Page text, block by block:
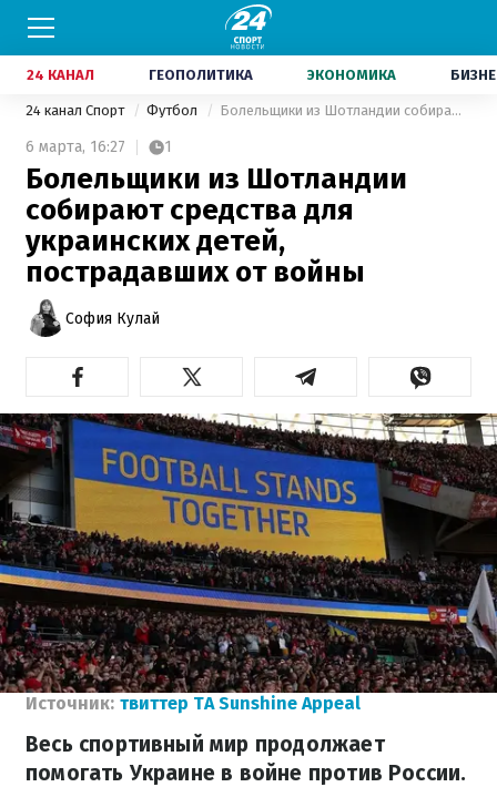
24 КАНАЛ ГЕОПОЛИТИКА ЭКОНОМИКА
24 канал Спорт Футбол Болельщики из Шотландии собирают средства для украинских детей, пострадавших от войны
6 марта, 16:27 1
Болельщики из Шотландии
собирают средства для
украинских детей,
пострадавших от войны
София Кулай
Источник: твиттер TA Sunshine Appeal
Весь спортивный мир продолжает
помогать Украине в войне против России.